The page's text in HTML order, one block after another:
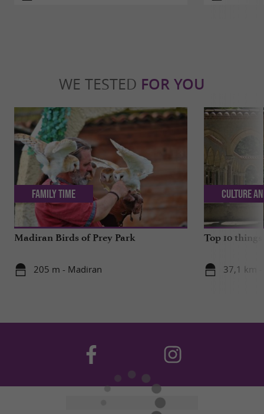
WE TESTED FOR YOU
Madiran Birds of Prey Park
205 m - Madiran
Family Time
Top 10
37,1 km -
Culture